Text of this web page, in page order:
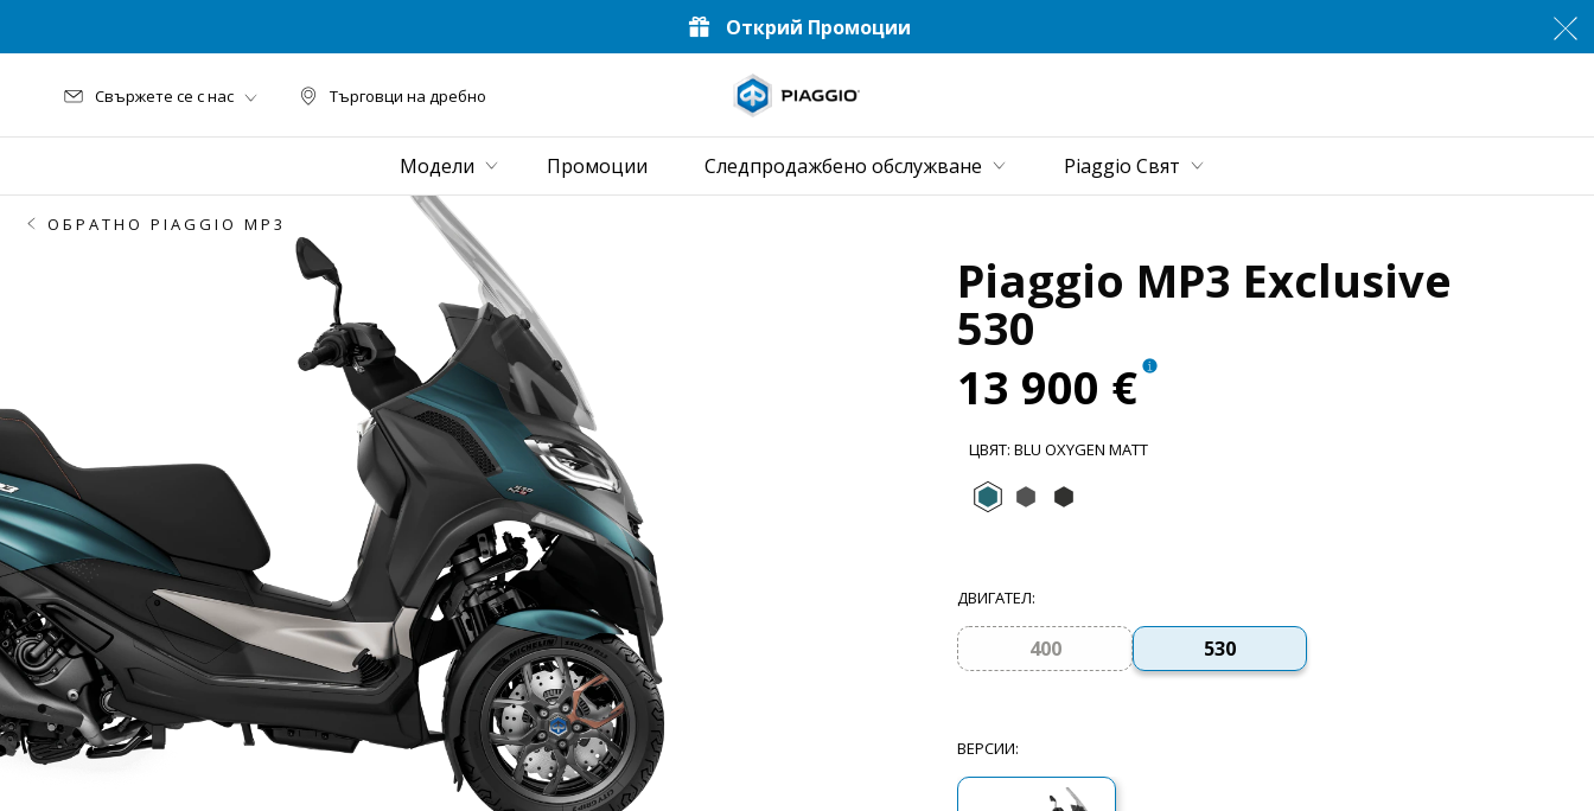
Открий Промоции
Търговци на дребно
Търговци на дребно
Свържете се с нас
Модели Промоции Следпродажбено обслужване Piaggio Cвят
ОБРАТНО PIAGGIO MP3
Piaggio MP3 Exclusive
530
13 900 €
ЦВЯТ:BLU OXYGEN MATT
Blu Oxygen Matt
Grigio Titanio Matt
ДВИГАТЕЛ:
400 530
ВЕРСИИ: